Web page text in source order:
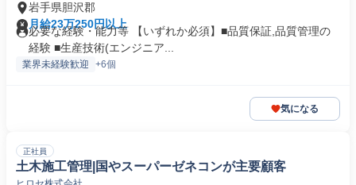
岩手県胆沢郡
月給23万250円以上
必要な経験・能力等 【いずれか必須】■品質保証,品質管理の
経験 ■生産技術(エンジニア...
業界未経験歓迎 +6個
気になる
正社員
土木施工管理|国やスーパーゼネコンが主要顧客